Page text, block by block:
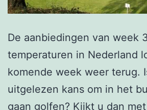
De aanbiedingen van week
temperaturen in Nederland
komende week weer terug.
uitgelezen kans om in het
gaan golfen? Kijkt u dan